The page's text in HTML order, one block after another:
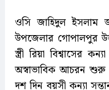
ওসি জাহিদুল ইসলাম
উপজেলার গোপালপুর
স্ত্রী রিয়া বিশ্বাসের
অস্বাভাবিক আচরন শুরু
দশ দিন বয়সী কন্যা